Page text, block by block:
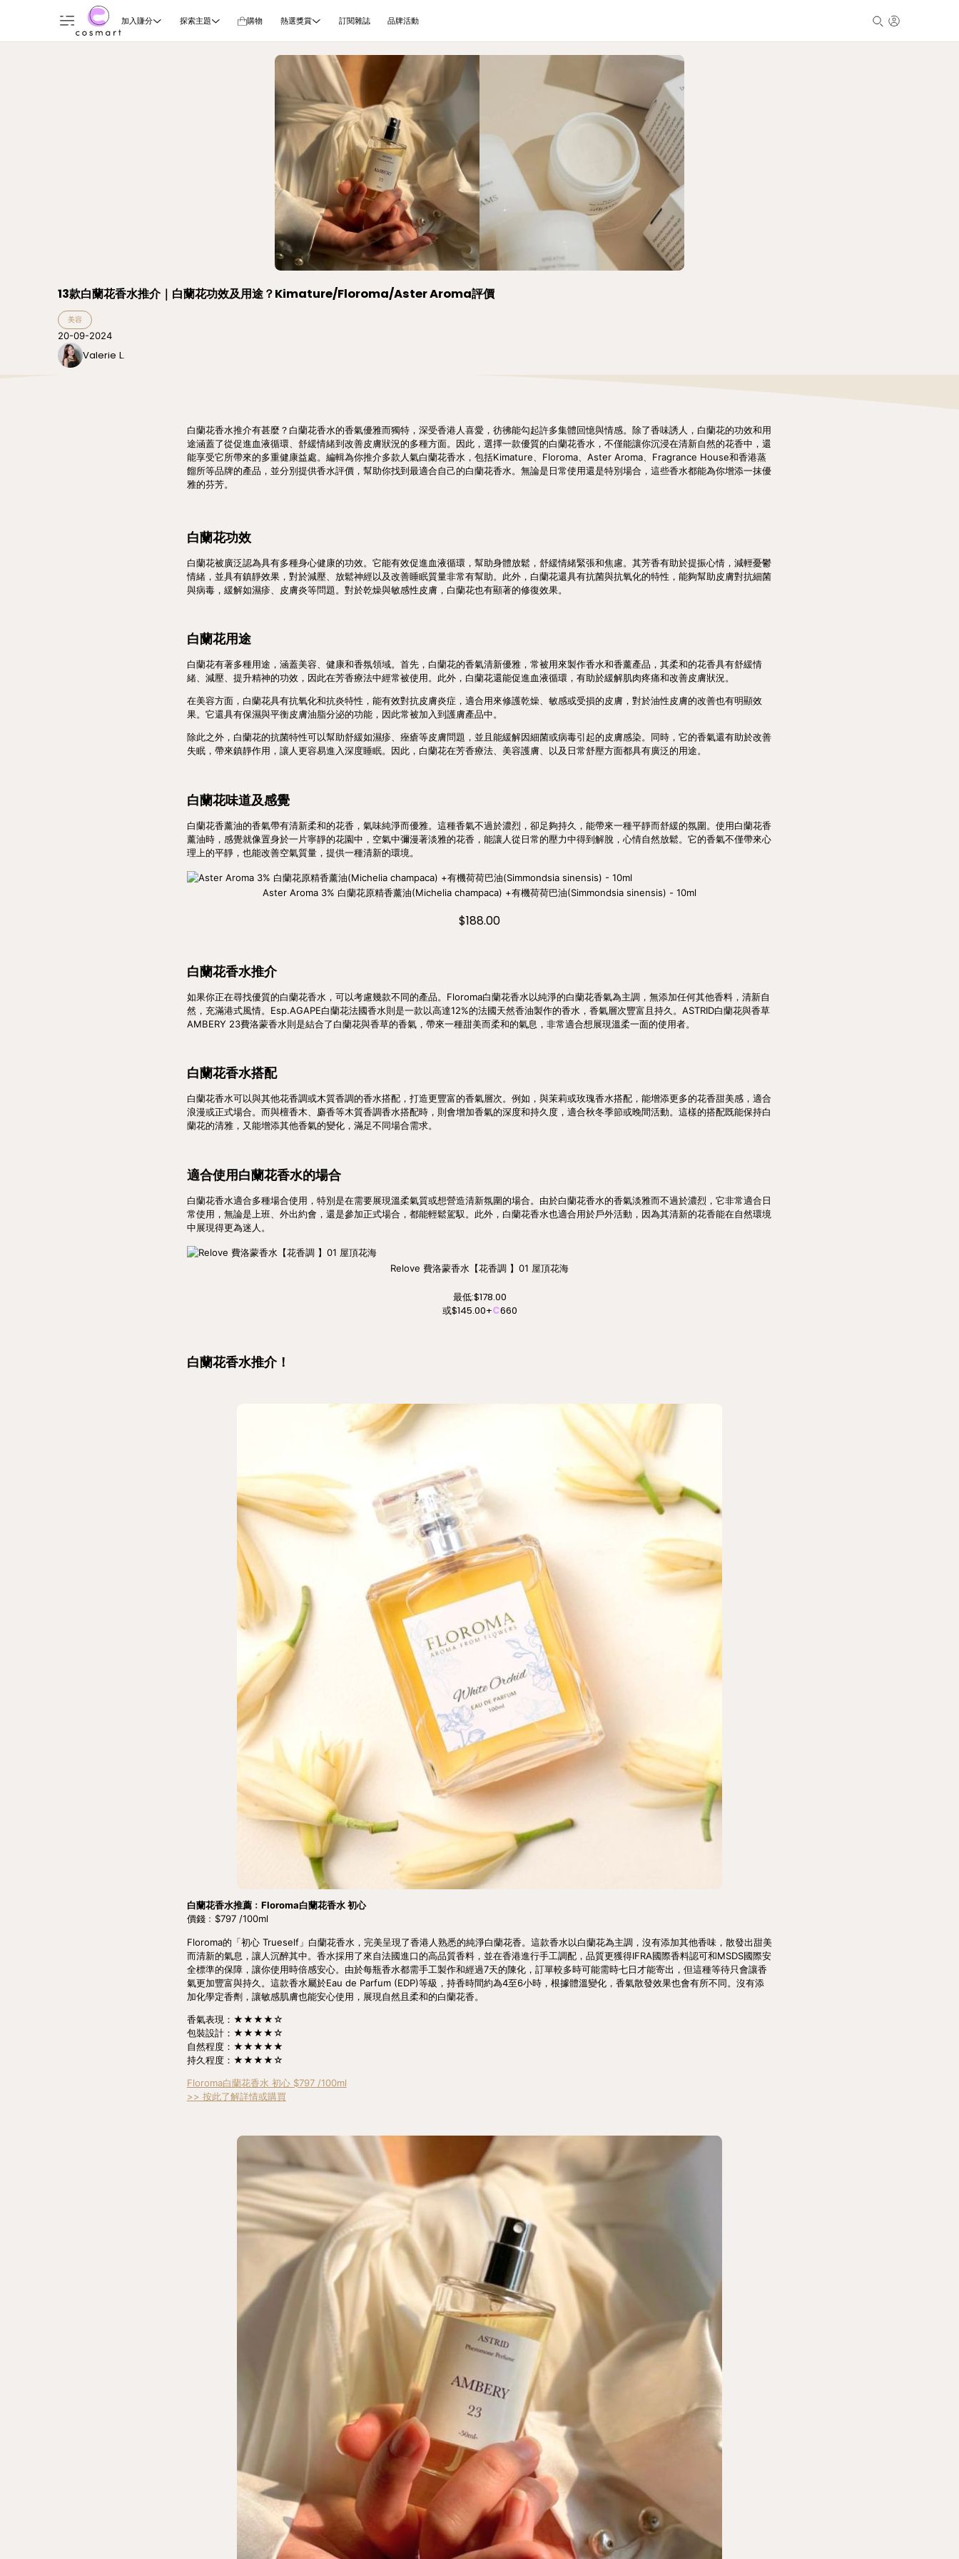
加入賺分 探索主題 購物 熱選獎賞 訂閱雜誌 品牌活動
13款白蘭花香水推介｜白蘭花功效及用途？Kimature/Floroma/Aster Aroma評價
美容
20-09-2024
Valerie L.
白蘭花香水推介有甚麼？白蘭花香水的香氣優雅而獨特，深受香港人喜愛，彷彿能勾起許多集體回憶與情感。除了香味誘人，白蘭花的功效和用
途涵蓋了從促進血液循環、舒緩情緒到改善皮膚狀況的多種方面。因此，選擇一款優質的白蘭花香水，不僅能讓你沉浸在清新自然的花香中，還
能享受它所帶來的多重健康益處。編輯為你推介多款人氣白蘭花香水，包括Kimature、Floroma、Aster Aroma、Fragrance House和香港蒸
餾所等品牌的產品，並分別提供香水評價，幫助你找到最適合自己的白蘭花香水。無論是日常使用還是特別場合，這些香水都能為你增添一抹優
雅的芬芳。
白蘭花功效
白蘭花被廣泛認為具有多種身心健康的功效。它能有效促進血液循環，幫助身體放鬆，舒緩情緒緊張和焦慮。其芳香有助於提振心情，減輕憂鬱
情緒，並具有鎮靜效果，對於減壓、放鬆神經以及改善睡眠質量非常有幫助。此外，白蘭花還具有抗菌與抗氧化的特性，能夠幫助皮膚對抗細菌
與病毒，緩解如濕疹、皮膚炎等問題。對於乾燥與敏感性皮膚，白蘭花也有顯著的修復效果。
白蘭花用途
白蘭花有著多種用途，涵蓋美容、健康和香氛領域。首先，白蘭花的香氣清新優雅，常被用來製作香水和香薰產品，其柔和的花香具有舒緩情
緒、減壓、提升精神的功效，因此在芳香療法中經常被使用。此外，白蘭花還能促進血液循環，有助於緩解肌肉疼痛和改善皮膚狀況。
在美容方面，白蘭花具有抗氧化和抗炎特性，能有效對抗皮膚炎症，適合用來修護乾燥、敏感或受損的皮膚，對於油性皮膚的改善也有明顯效
果。它還具有保濕與平衡皮膚油脂分泌的功能，因此常被加入到護膚產品中。
除此之外，白蘭花的抗菌特性可以幫助舒緩如濕疹、痤瘡等皮膚問題，並且能緩解因細菌或病毒引起的皮膚感染。同時，它的香氣還有助於改善
失眠，帶來鎮靜作用，讓人更容易進入深度睡眠。因此，白蘭花在芳香療法、美容護膚、以及日常舒壓方面都具有廣泛的用途。
白蘭花味道及感覺
白蘭花香薰油的香氣帶有清新柔和的花香，氣味純淨而優雅。這種香氣不過於濃烈，卻足夠持久，能帶來一種平靜而舒緩的氛圍。使用白蘭花香
薰油時，感覺就像置身於一片寧靜的花園中，空氣中彌漫著淡雅的花香，能讓人從日常的壓力中得到解脫，心情自然放鬆。它的香氣不僅帶來心
理上的平靜，也能改善空氣質量，提供一種清新的環境。
Aster Aroma 3% 白蘭花原精香薰油(Michelia champaca) +有機荷荷巴油(Simmondsia sinensis) - 10ml
$188.00
白蘭花香水推介
如果你正在尋找優質的白蘭花香水，可以考慮幾款不同的產品。Floroma白蘭花香水以純淨的白蘭花香氣為主調，無添加任何其他香料，清新自
然，充滿港式風情。Esp.AGAPE白蘭花法國香水則是一款以高達12%的法國天然香油製作的香水，香氣層次豐富且持久。ASTRID白蘭花與香草
AMBERY 23費洛蒙香水則是結合了白蘭花與香草的香氣，帶來一種甜美而柔和的氣息，非常適合想展現溫柔一面的使用者。
白蘭花香水搭配
白蘭花香水可以與其他花香調或木質香調的香水搭配，打造更豐富的香氣層次。例如，與茉莉或玫瑰香水搭配，能增添更多的花香甜美感，適合
浪漫或正式場合。而與檀香木、麝香等木質香調香水搭配時，則會增加香氣的深度和持久度，適合秋冬季節或晚間活動。這樣的搭配既能保持白
蘭花的清雅，又能增添其他香氣的變化，滿足不同場合需求。
適合使用白蘭花香水的場合
白蘭花香水適合多種場合使用，特別是在需要展現溫柔氣質或想營造清新氛圍的場合。由於白蘭花香水的香氣淡雅而不過於濃烈，它非常適合日
常使用，無論是上班、外出約會，還是參加正式場合，都能輕鬆駕馭。此外，白蘭花香水也適合用於戶外活動，因為其清新的花香能在自然環境
中展現得更為迷人。
Relove 費洛蒙香水【花香調 】01 屋頂花海
最低:$178.00
或$145.00+C660
白蘭花香水推介！
白蘭花香水推薦﹕Floroma白蘭花香水 初心
價錢﹕$797 /100ml
Floroma的「初心 Trueself」白蘭花香水，完美呈現了香港人熟悉的純淨白蘭花香。這款香水以白蘭花為主調，沒有添加其他香味，散發出甜美
而清新的氣息，讓人沉醉其中。香水採用了來自法國進口的高品質香料，並在香港進行手工調配，品質更獲得IFRA國際香料認可和MSDS國際安
全標準的保障，讓你使用時倍感安心。由於每瓶香水都需手工製作和經過7天的陳化，訂單較多時可能需時七日才能寄出，但這種等待只會讓香
氣更加豐富與持久。這款香水屬於Eau de Parfum (EDP)等級，持香時間約為4至6小時，根據體溫變化，香氣散發效果也會有所不同。沒有添
加化學定香劑，讓敏感肌膚也能安心使用，展現自然且柔和的白蘭花香。
香氣表現：★★★★☆
包裝設計：★★★★☆
自然程度：★★★★★
持久程度：★★★★☆
Floroma白蘭花香水 初心 $797 /100ml
>> 按此了解詳情或購買